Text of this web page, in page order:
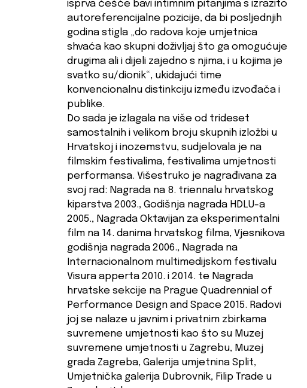
isprva češće bavi intimnim pitanjima s izrazito
autoreferencijalne pozicije, da bi posljednjih
godina stigla „do radova koje umjetnica
shvaća kao skupni doživljaj što ga omogućuje
drugima ali i dijeli zajedno s njima, i u kojima je
svatko su/dionik“, ukidajući time
konvencionalnu distinkciju između izvođača i
publike.
Do sada je izlagala na više od trideset
samostalnih i velikom broju skupnih izložbi u
Hrvatskoj i inozemstvu, sudjelovala je na
filmskim festivalima, festivalima umjetnosti
performansa. Višestruko je nagrađivana za
svoj rad: Nagrada na 8. triennalu hrvatskog
kiparstva 2003., Godišnja nagrada HDLU-a
2005., Nagrada Oktavijan za eksperimentalni
film na 14. danima hrvatskog filma, Vjesnikova
godišnja nagrada 2006., Nagrada na
Internacionalnom multimedijskom festivalu
Visura apperta 2010. i 2014. te Nagrada
hrvatske sekcije na Prague Quadrennial of
Performance Design and Space 2015. Radovi
joj se nalaze u javnim i privatnim zbirkama
suvremene umjetnosti kao što su Muzej
suvremene umjetnosti u Zagrebu, Muzej
grada Zagreba, Galerija umjetnina Split,
Umjetnička galerija Dubrovnik, Filip Trade u